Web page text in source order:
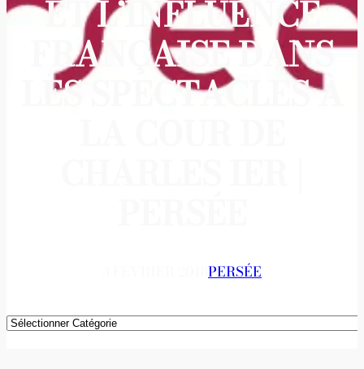
ET L’INFLUENCE
FRANÇAISE DANS
LES SPECTACLES À
PERSÉE
Catégories